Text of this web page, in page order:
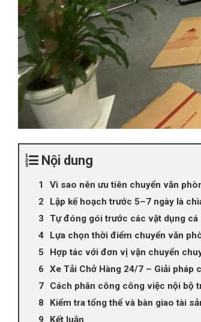
Nội dung
Vì sao nên ưu tiên chuyển văn
Lập kế hoạch trước 5–7 ngày là
Tự đóng gói trước các vật dụng cá
Lựa chọn thời điểm chuyển văn
Hợp tác với đơn vị vận chuyển
Xe Tải Chở Hàng 24/7 – Giải
Cách phân công công việc nội bộ
Kiểm tra tổng thể và bàn giao tài
Kết luận